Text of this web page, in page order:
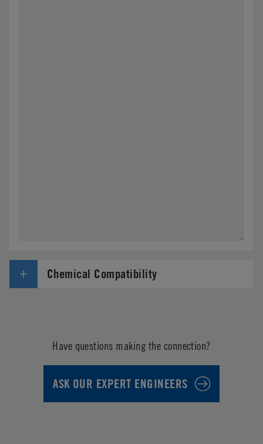
Chemical Compatibility
Have questions making the connection?
ASK OUR EXPERT ENGINEERS